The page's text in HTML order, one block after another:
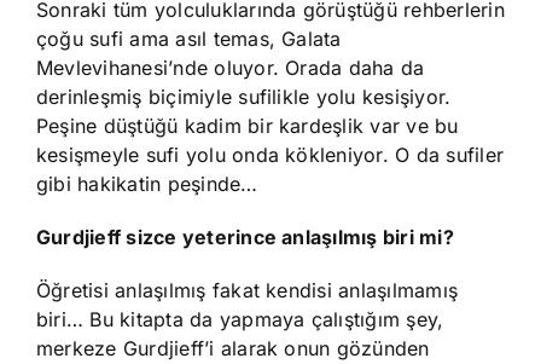
Sonraki tüm yolculuklarında görüştüğü rehberlerin
çoğu sufi ama asıl temas, Galata
Mevlevihanesi’nde oluyor. Orada daha da
derinleşmiş biçimiyle sufilikle yolu kesişiyor.
Peşine düştüğü kadim bir kardeşlik var ve bu
kesişmeyle sufi yolu onda kökleniyor. O da sufiler
gibi hakikatin peşinde…
Gurdjieff sizce yeterince anlaşılmış biri mi?
Öğretisi anlaşılmış fakat kendisi anlaşılmamış
biri… Bu kitapta da yapmaya çalıştığım şey,
merkeze Gurdjieff’i alarak onun gözünden